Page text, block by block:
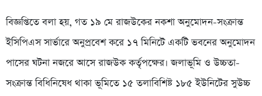
বিজ্ঞপ্তিতে বলা হয়, গত ১৯ মে রাজউকের নকশা অনুমোদন-সংক্রান্ত
ইসিপিএস সার্ভারে অনুপ্রবেশ করে ১৭ মিনিটে একটি ভবনের অনুমোদন
পাসের ঘটনা নজরে আসে রাজউক কর্তৃপক্ষের। জলাভূমি ও উচ্চতা-
সংক্রান্ত বিধিনিষেধ থাকা ভূমিতে ১৫ তলাবিশিষ্ট ১৮৫ ইউনিটের সুউচ্চ